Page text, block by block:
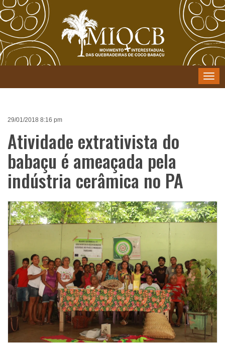
Menu
29/01/2018 8:16 pm
Atividade extrativista do
babaçu é ameaçada pela
indústria cerâmica no PA